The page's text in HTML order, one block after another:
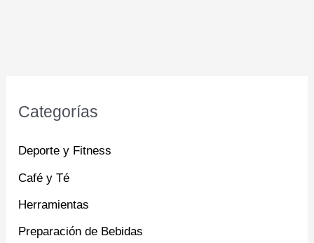
Categorías
Deporte y Fitness
Café y Té
Herramientas
Preparación de Bebidas